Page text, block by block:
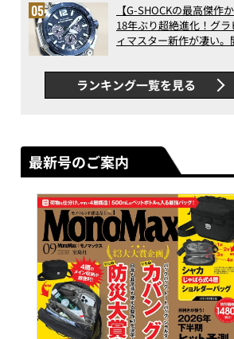
った！
【G-SHOCKの最高傑作か
18年ぶり超絶進化！グラ
ィマスター新作が凄い。
新ムーブメントの衝撃
ランキング一覧を見る
最新号のご案内